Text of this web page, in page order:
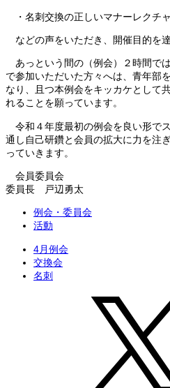
・名刺交換の正しいマナーレクチ
などの声をいただき、開催目的を
あっという間の（例会）２時間で
で参加いただいた方々へは、青年部
なり、且つ本例会をキッカケとして
れることを願っています。
令和４年度最初の例会を良い形で
通し自己研鑽と会員の拡大に力を注
っていきます。
会員委員会
委員長 戸辺勇太
例会・委員会
活動
4月例会
交換会
名刺